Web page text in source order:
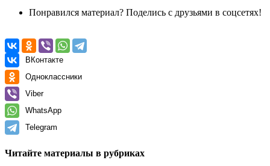
Понравился материал? Поделись с друзьями в соцсетях!
ВКонтакте
Одноклассники
Viber
WhatsApp
Telegram
Читайте материалы в рубриках